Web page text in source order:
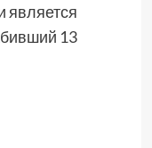
является
13